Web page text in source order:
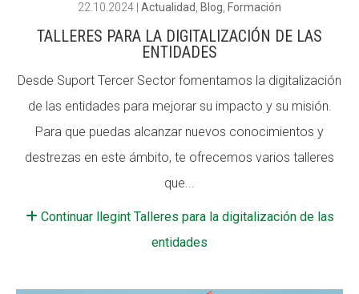
22.10.2024 Actualidad Blog Formación
TALLERES PARA LA DIGITALIZACIÓN DE LAS
ENTIDADES
Desde Suport Tercer Sector fomentamos la digitalización
de las entidades para mejorar su impacto y su misión.
Para que puedas alcanzar nuevos conocimientos y
destrezas en este ámbito, te ofrecemos varios talleres
que...
Continuar llegint Talleres para la digitalización de las
entidades
SUPORT TERCER SECTOR
CONEIX FUNDESPLAI
SUPORT TERCER SECTOR
CONEIX FUNDESPLAI